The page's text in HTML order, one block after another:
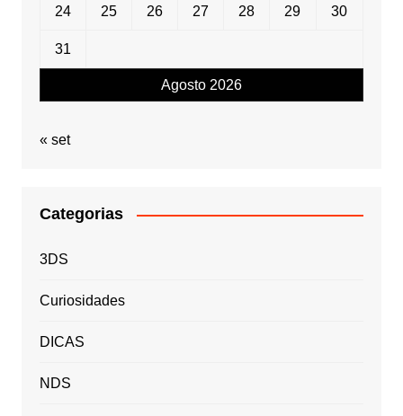
Agosto 2026
24 25 26 27 28 29 30
31
« set
Categorias
3DS
Curiosidades
DICAS
NDS